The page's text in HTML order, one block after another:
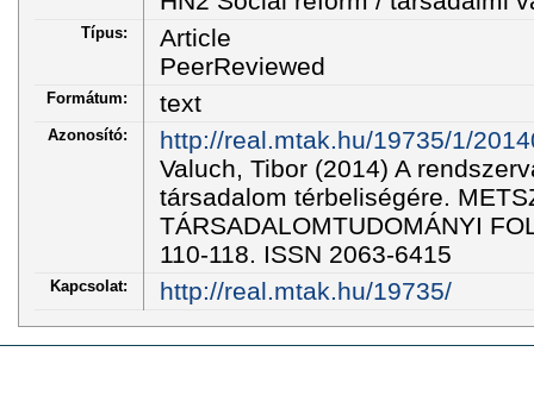
Típus:
Article
PeerReviewed
Formátum: text
Azonosító:
http://real.mtak.hu/19735/1/
Valuch, Tibor (2014) A
társadalom térbeliségére.
TÁRSADALOMTUDOMÁNYI
110-118. ISSN 2063-6415
Kapcsolat: http://real.mtak.hu/19735/